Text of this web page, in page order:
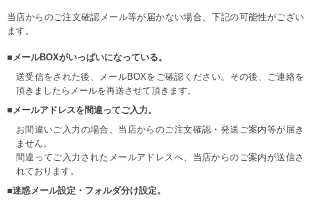
当店からのご注文確認メール等が届かない場合、下記の可能性がござい
ます。
■メールBOXがいっぱいになっている。
送受信をされた後、メールBOXをご確認ください。その後、ご連絡を
頂きましたらメールを再送させて頂きます。
■メールアドレスを間違ってご入力。
お間違いご入力の場合、当店からのご注文確認・発送ご案内等が届き
ません。
間違ってご入力されたメールアドレスへ、当店からのご案内が送信さ
れております。
■迷惑メール設定・フォルダ分け設定。